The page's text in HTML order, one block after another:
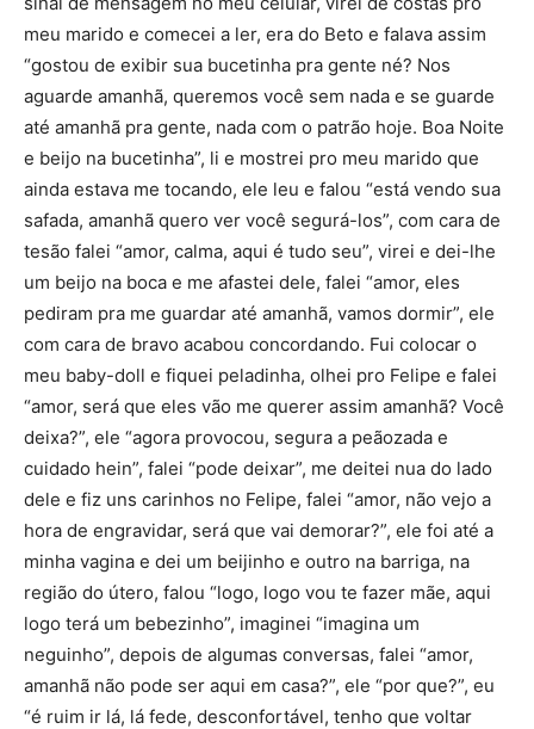
meu marido e comecei a ler, era do Beto e falava assim
“gostou de exibir sua bucetinha pra gente né? Nos
aguarde amanhã, queremos você sem nada e se guarde
até amanhã pra gente, nada com o patrão hoje. Boa Noite
e beijo na bucetinha”, li e mostrei pro meu marido que
ainda estava me tocando, ele leu e falou “está vendo sua
safada, amanhã quero ver você segurá-los”, com cara de
tesão falei “amor, calma, aqui é tudo seu”, virei e dei-lhe
um beijo na boca e me afastei dele, falei “amor, eles
pediram pra me guardar até amanhã, vamos dormir”, ele
com cara de bravo acabou concordando. Fui colocar o
meu baby-doll e fiquei peladinha, olhei pro Felipe e falei
“amor, será que eles vão me querer assim amanhã? Você
deixa?”, ele “agora provocou, segura a peãozada e
cuidado hein”, falei “pode deixar”, me deitei nua do lado
dele e fiz uns carinhos no Felipe, falei “amor, não vejo a
hora de engravidar, será que vai demorar?”, ele foi até a
minha vagina e dei um beijinho e outro na barriga, na
região do útero, falou “logo, logo vou te fazer mãe, aqui
logo terá um bebezinho”, imaginei “imagina um
neguinho”, depois de algumas conversas, falei “amor,
amanhã não pode ser aqui em casa?”, ele “por que?”, eu
“é ruim ir lá, lá fede, desconfortável, tenho que voltar